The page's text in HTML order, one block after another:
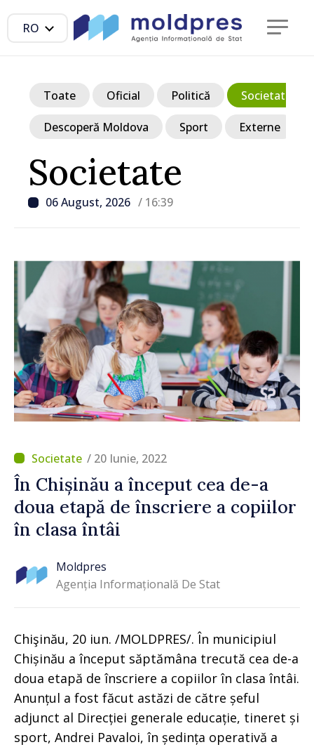
RO
Societate
06 August, 2026 / 16:39
Toate Oficial Politică Societate
Descoperă Moldova Sport Externe
/ 20 Iunie, 2022
În Chișinău a început cea de-a
doua etapă de înscriere a copiilor
în clasa întâi
Moldpres
Agenția Informațională De Stat
Chişinău, 20 iun. /MOLDPRES/. În municipiul
Chișinău a început săptămâna trecută cea de-a
doua etapă de înscriere a copiilor în clasa întâi.
Anunțul a fost făcut astăzi de către șeful
adjunct al Direcției generale educație, tineret și
sport, Andrei Pavaloi, în ședința operativă a